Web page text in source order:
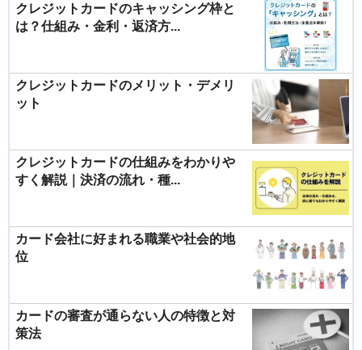
クレジットカードのキャッシング枠と
は？仕組み・金利・返済方...
クレジットカードのメリット・デメリ
ット
クレジットカードの仕組みをわかりや
すく解説｜決済の流れ・種...
カード会社に好まれる職業や社会的地
位
カードの審査が通らない人の特徴と対
策法